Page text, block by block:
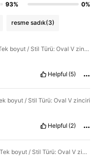
93%
0%
resme sadık(3)
Renk: Altın / Boyut: Tek boyut / Stil Türü: Oval V zinciri
Helpful (5)
boyut / Stil Türü: Oval V zinciri
Helpful (2)
Renk: Altın / Boyut: Tek boyut / Stil Türü: Oval V zinciri